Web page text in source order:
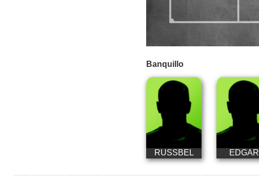
Banquillo
RUSSBEL EDGAR